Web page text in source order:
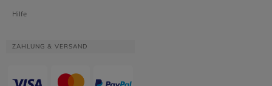
Hilfe
ZAHLUNG & VERSAND